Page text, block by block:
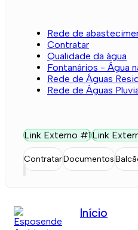
Rede de
Contratar
Qualidade da água
Fontanários - Água
Rede de Águas
Rede de Águas
Link Externo #1Link
ContratarDocumentos
Início